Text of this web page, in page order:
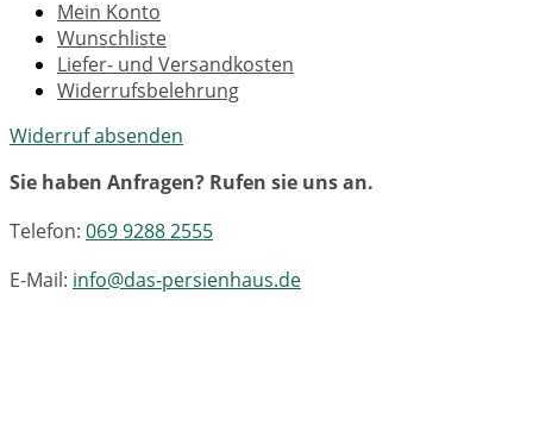
Mein Konto
Wunschliste
Liefer- und Versandkosten
Widerrufsbelehrung
Widerruf absenden
Sie haben Anfragen? Rufen sie uns an.
Telefon: 069 9288 2555
E-Mail: info@das-persienhaus.de